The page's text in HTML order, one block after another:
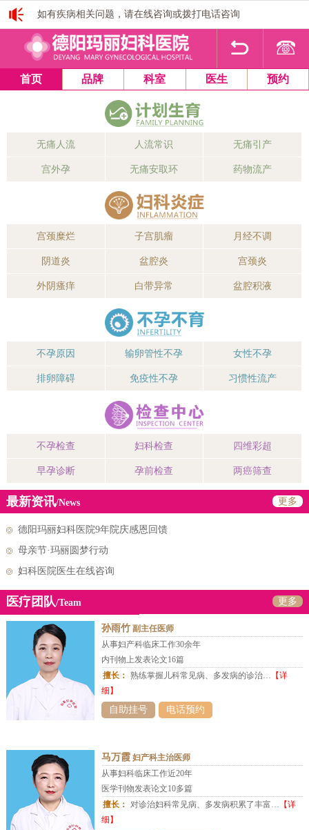
如有疾病相关问题，请在线咨询或拨打电话咨询
1 2 3 4
首页 品牌 科室 医生 预约
无痛人流 人流常识 无痛引产
宫外孕 无痛安取环 药物流产
宫颈糜烂 子宫肌瘤 月经不调
阴道炎 盆腔炎 宫颈炎
外阴瘙痒 白带异常 盆腔积液
不孕原因 输卵管性不孕 女性不孕
排卵障碍 免疫性不孕 习惯性流产
不孕检查 妇科检查 四维彩超
早孕诊断 孕前检查 两癌筛查
最新资讯/News 更多
德阳玛丽妇科医院9年院庆感恩回馈
母亲节·玛丽圆梦行动
妇科医院医生在线咨询
医疗团队/Team 更多
孙雨竹副主任医师
从事妇产科临床工作30余年
内刊物上发表论文16篇
擅长： 熟练掌握儿科常见病、多发病的诊治… 【详
细】
自助挂号 电话预约
马万霞妇产科主治医师
从事妇科临床工作近20年
医学刊物发表论文10多篇
擅长： 对诊治妇科常见病、多发病积累了丰富… 【详
细】